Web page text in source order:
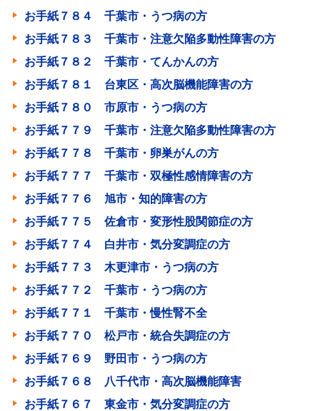
お手紙７８４ 千葉市・うつ病の方
お手紙７８３ 千葉市・注意欠陥多動性障害の方
お手紙７８２ 千葉市・てんかんの方
お手紙７８１ 台東区・高次脳機能障害の方
お手紙７８０ 市原市・うつ病の方
お手紙７７９ 千葉市・注意欠陥多動性障害の方
お手紙７７８ 千葉市・卵巣がんの方
お手紙７７７ 千葉市・双極性感情障害の方
お手紙７７６ 旭市・知的障害の方
お手紙７７５ 佐倉市・変形性股関節症の方
お手紙７７４ 白井市・気分変調症の方
お手紙７７３ 木更津市・うつ病の方
お手紙７７２ 千葉市・うつ病の方
お手紙７７１ 千葉市・慢性腎不全
お手紙７７０ 松戸市・統合失調症の方
お手紙７６９ 野田市・うつ病の方
お手紙７６８ 八千代市・高次脳機能障害
お手紙７６７ 東金市・気分変調症の方